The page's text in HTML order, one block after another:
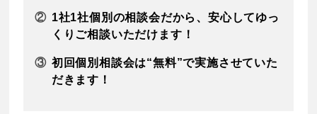
② 1社1社個別の相談会だから、安心してゆっ
くりご相談いただけます！
③ 初回個別相談会は“無料”で実施させていた
だきます！